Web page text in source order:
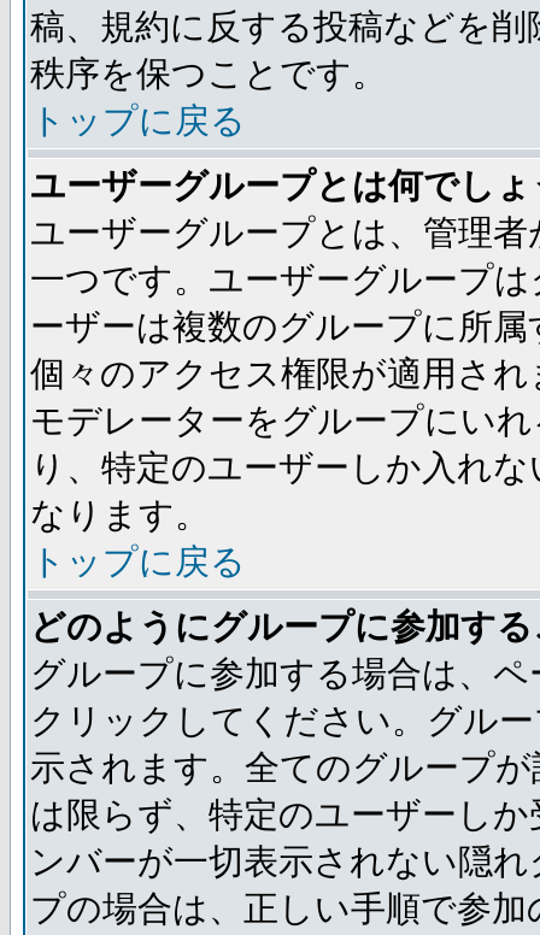
稿、規約に反する投稿などを
秩序を保つことです。
トップに戻る
ユーザーグループとは何でし
ユーザーグループとは、管理
一つです。ユーザーグループ
ーザーは複数のグループに所
個々のアクセス権限が適用さ
モデレーターをグループにい
り、特定のユーザーしか入れ
なります。
トップに戻る
どのようにグループに参加す
グループに参加する場合は、
クリックしてください。グル
示されます。全てのグループ
は限らず、特定のユーザーし
ンバーが一切表示されない隠
プの場合は、正しい手順で参